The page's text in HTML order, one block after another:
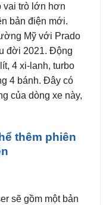
vai trò lớn hơn
bản điện mới.
Mỹ với Prado
đời 2021. Động
4 xi-lanh, turbo
4 bánh. Đây có
của dòng xe này,
thêm phiên
sẽ gồm một bản